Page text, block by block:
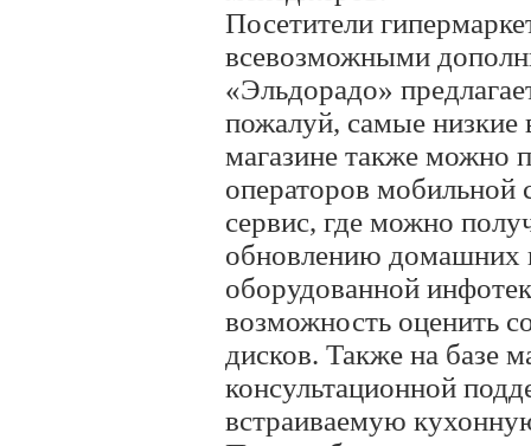
Посетители
всевозможными
«Эльдорадо»
пожалуй, самые низкие
магазине также можно
операторов мобильной
сервис, где можно
обновлению домашних
оборудованной
возможность оценить
дисков. Также на базе
консультационной
встраиваемую